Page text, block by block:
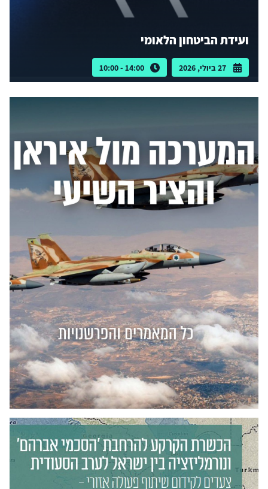
ועידת הביטחון הלאומי
27 ביולי, 2026 14:00 - 10:00